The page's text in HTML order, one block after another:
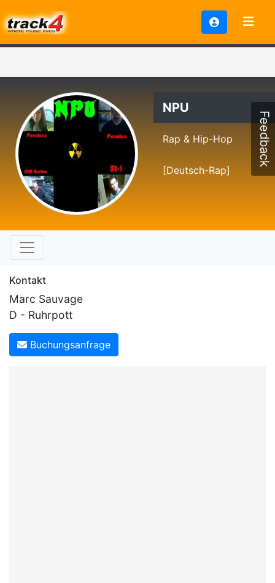
NPU
Rap & Hip-Hop
[Deutsch-Rap]
Kontakt
Marc Sauvage
D - Ruhrpott
Buchungsanfrage
Feedback